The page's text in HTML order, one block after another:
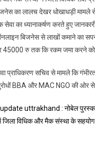
का लालच देखर धोखाधड़ी मामले
सेवा का ध्यानाकर्षण करते हुए
बिजनेस से लाखों कमाने का
रु तक कि रकम जमा करने को
प्राधिकरण सचिव से मामले कि
BBA और MAC NGO की ओर से
uttrakhand : नोबेल पुरस्कार
जिला विधिक और मैक संस्था के